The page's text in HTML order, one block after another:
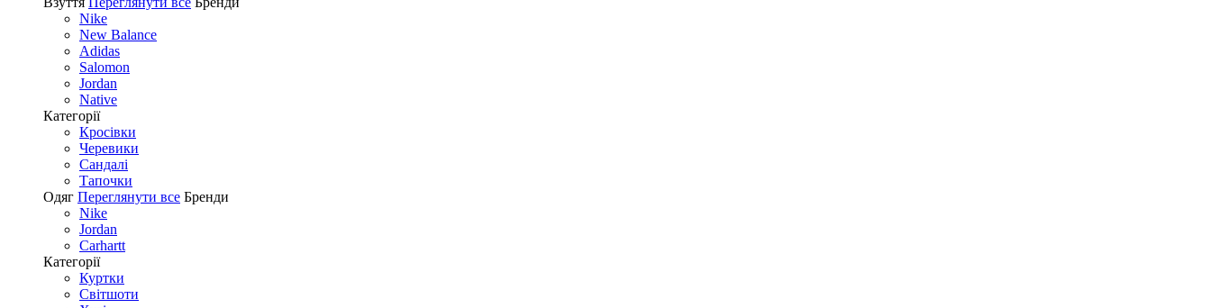
Nike
New Balance
Adidas
Salomon
Jordan
Native
Категорії
Кросівки
Черевики
Сандалі
Tапочки
Одяг Переглянути все Бренди
Nike
Jordan
Carhartt
Категорії
Куртки
Світшоти